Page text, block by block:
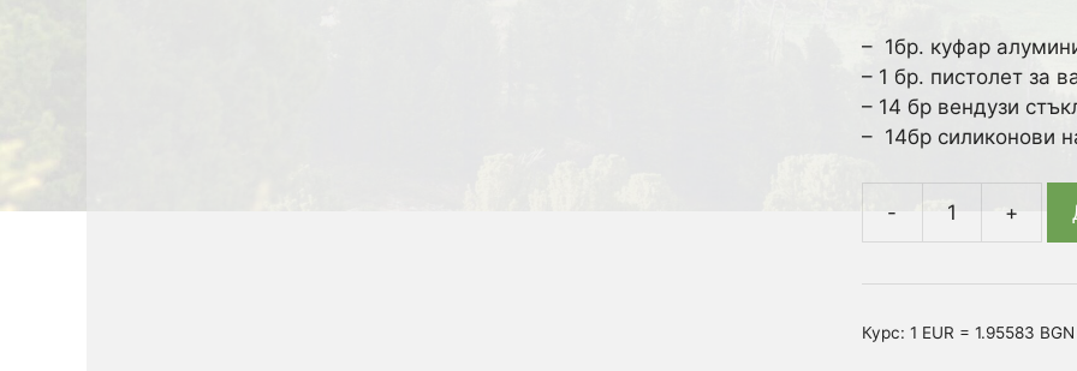
– 1бр. куфар
– 1 бр. пистолет за
– 14 бр вендузи
– 14бр силиконови
количество
Вендузи
професионална
Курс: 1 EUR = 1.95583 BGN